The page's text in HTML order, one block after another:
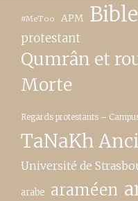
#MeToo APM Bible
protestant
Qumrân et
Morte
Regards protestants –
TaNaKh
Université de
arabe araméen